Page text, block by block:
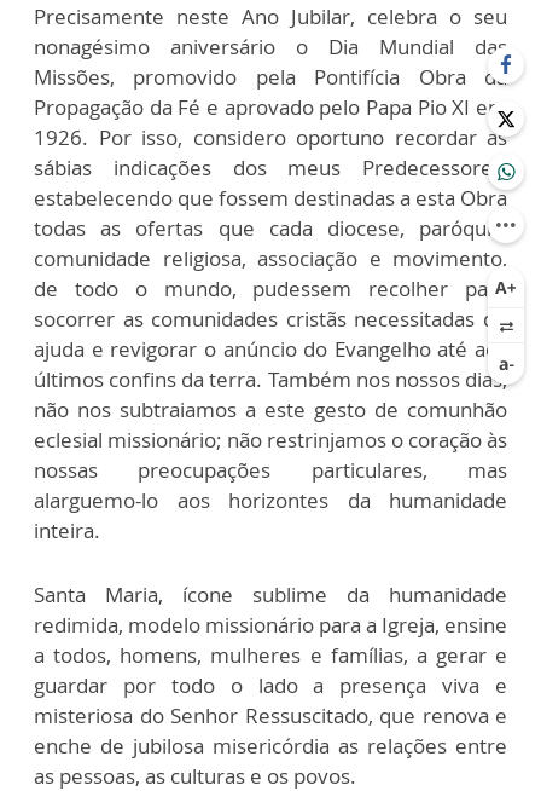
Precisamente neste Ano Jubilar, celebra o seu
nonagésimo aniversário o Dia Mundial das
Missões, promovido pela Pontifícia Obra da
Propagação da Fé e aprovado pelo Papa Pio XI em
1926. Por isso, considero oportuno recordar as
sábias indicações dos meus Predecessores,
estabelecendo que fossem destinadas a esta Obra
todas as ofertas que cada diocese, paróquia,
comunidade religiosa, associação e movimento,
de todo o mundo, pudessem recolher para
socorrer as comunidades cristãs necessitadas de
ajuda e revigorar o anúncio do Evangelho até aos
últimos confins da terra. Também nos nossos dias,
não nos subtraiamos a este gesto de comunhão
eclesial missionário; não restrinjamos o coração às
nossas preocupações particulares, mas
alarguemo-lo aos horizontes da humanidade
inteira.
Santa Maria, ícone sublime da humanidade
redimida, modelo missionário para a Igreja, ensine
a todos, homens, mulheres e famílias, a gerar e
guardar por todo o lado a presença viva e
misteriosa do Senhor Ressuscitado, que renova e
enche de jubilosa misericórdia as relações entre
as pessoas, as culturas e os povos.